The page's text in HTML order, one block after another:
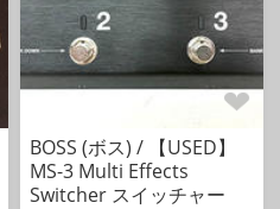
BOSS (ボス) / 【USED】
MS-3 Multi Effects
Switcher スイッチャー